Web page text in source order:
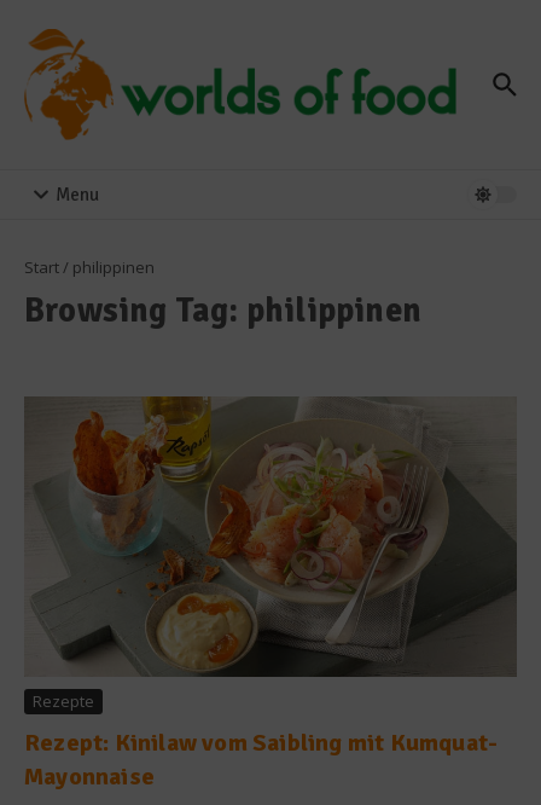
Menu
Start/ philippinen
Browsing Tag: philippinen
Rezepte
Rezept: Kinilaw vom Saibling mit Kumquat-
Mayonnaise